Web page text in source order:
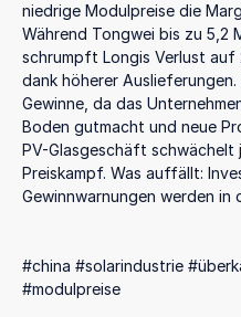
niedrige Modulpreise die
Während Tongwei bis zu 5,2
schrumpft Longis Verlust auf
dank höherer
Gewinne, da das
Boden gutmacht und neue
PV-Glasgeschäft
Preiskampf. Was auffällt:
Gewinnwarnungen werden in
#china #solarindustrie
#modulpreise